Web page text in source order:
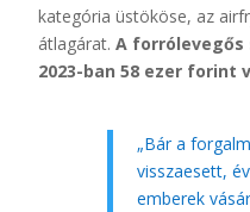
kategória üstököse, az
átlagárat.A
2023-ban 58 ezer forint
„Bár a
visszaesett,
emberek